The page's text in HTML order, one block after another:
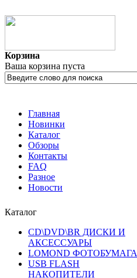
Корзина
Ваша корзина пуста
Главная
Новинки
Каталог
Обзоры
Контакты
FAQ
Разное
Новости
Каталог
CD\DVD\BR ДИСКИ И
АКСЕССУАРЫ
LOMOND ФОТОБУМАГА
USB FLASH
НАКОПИТЕЛИ